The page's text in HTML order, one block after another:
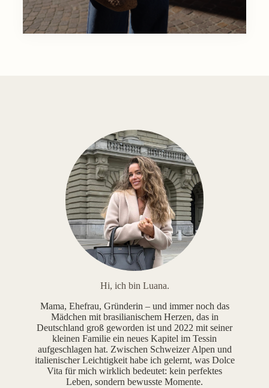
Hi, ich bin Luana.
Mama, Ehefrau, Gründerin – und immer noch das
Mädchen mit brasilianischem Herzen, das in
Deutschland groß geworden ist und 2022 mit seiner
kleinen Familie ein neues Kapitel im Tessin
aufgeschlagen hat. Zwischen Schweizer Alpen und
italienischer Leichtigkeit habe ich gelernt, was Dolce
Vita für mich wirklich bedeutet: kein perfektes
Leben, sondern bewusste Momente.